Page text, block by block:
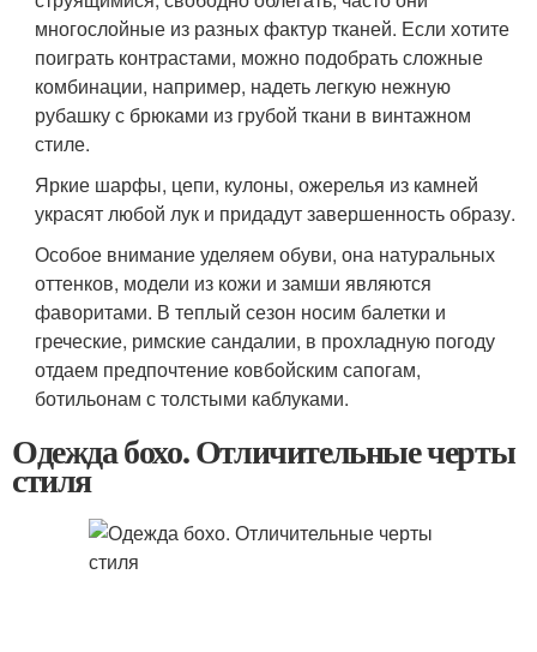
многослойные из разных фактур тканей. Если хотите
поиграть контрастами, можно подобрать сложные
комбинации, например, надеть легкую нежную
рубашку с брюками из грубой ткани в винтажном
стиле.
Яркие шарфы, цепи, кулоны, ожерелья из камней
украсят любой лук и придадут завершенность образу.
Особое внимание уделяем обуви, она натуральных
оттенков, модели из кожи и замши являются
фаворитами. В теплый сезон носим балетки и
греческие, римские сандалии, в прохладную погоду
отдаем предпочтение ковбойским сапогам,
ботильонам с толстыми каблуками.
Одежда бохо. Отличительные черты
стиля